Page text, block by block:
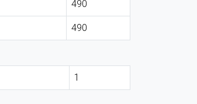
490
490
1